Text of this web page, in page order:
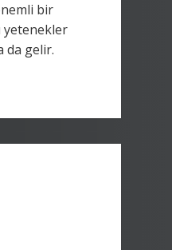
bir
yetenekler
da gelir.